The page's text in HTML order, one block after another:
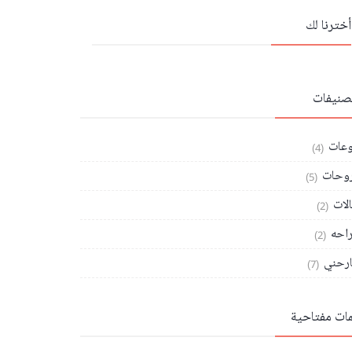
أخترنا لك
(4)
(5)
(2)
(2)
(7)
مفتاحية